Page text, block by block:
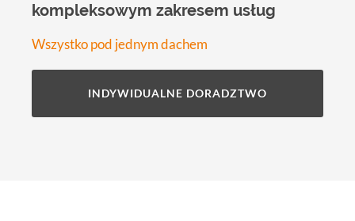
kompleksowym zakresem usług
Wszystko pod jednym dachem
INDYWIDUALNE DORADZTWO